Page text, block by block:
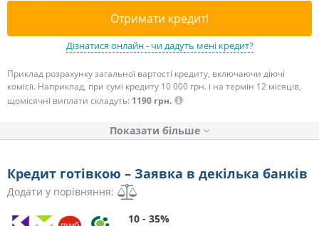
Отримати кредит!
Дізнатися онлайн - чи дадуть мені кредит?
Приклад розрахунку загальної вартості кредиту, включаючи діючі
комісії. Наприклад, при сумі кредиту 10 000 грн. і на термін 12 місяців,
щомісячні виплати складуть: 1190 грн.
Показати
Кредит готівкою – Заявка в декілька банків
Додати у порівняння:
10 - 35%